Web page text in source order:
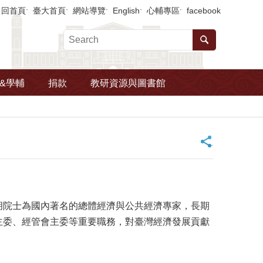
回首頁 臺大首頁 網站導覽 English 心輔專區 facebook
學輔 捐款 教研資源與圖書館
_
士為國內著名的總體經濟與公共經濟專家，長期
、經管會主委等重要職務，對臺灣經濟發展貢獻